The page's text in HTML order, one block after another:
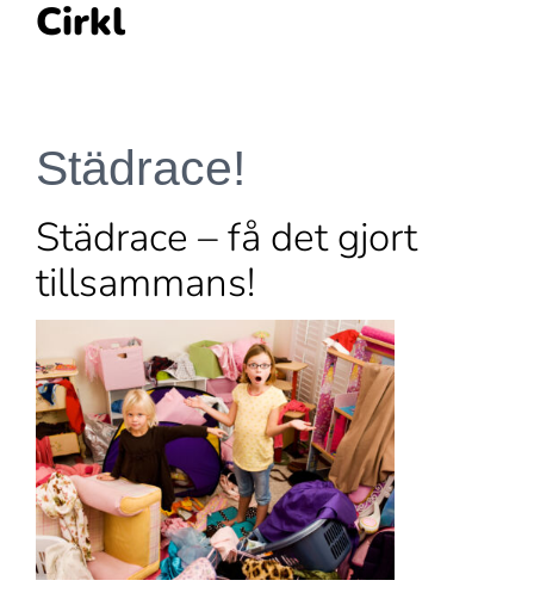
FortsättCirkl
Städrace!
Städrace – få det gjort
tillsammans!